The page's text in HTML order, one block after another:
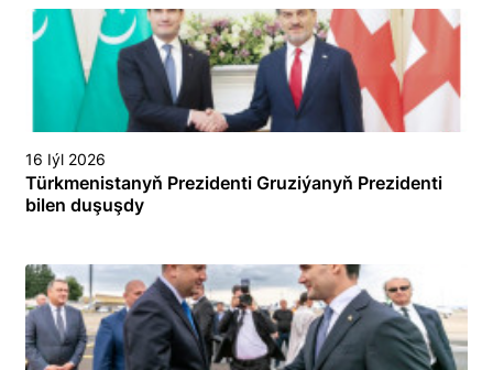
16 Iýl 2026
Türkmenistanyň Prezidenti Gruziýanyň Prezidenti
bilen duşuşdy